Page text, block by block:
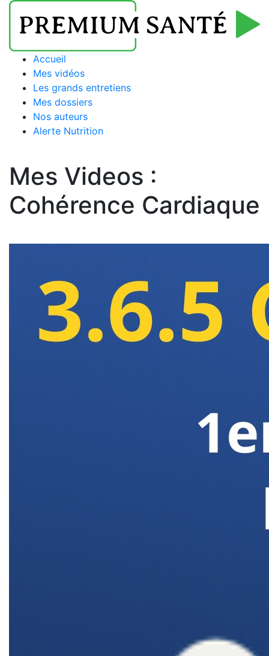
Accueil
Mes vidéos
Les grands entretiens
Mes dossiers
Nos auteurs
Alerte Nutrition
Mes Videos :
Cohérence Cardiaque